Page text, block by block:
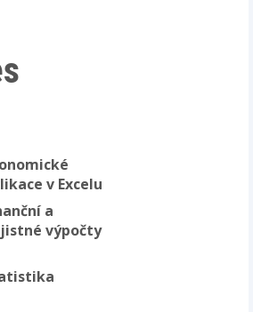
v Excelu
a
výpočty